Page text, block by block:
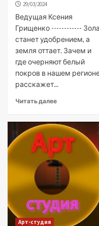
29/03/2024
Ведущая Ксения
Грищенко ------------ Зола
станет удобрением, а
земля оттает. Зачем и
где очерняют белый
покров в нашем
расскажет...
Читать далее
Арт-студия